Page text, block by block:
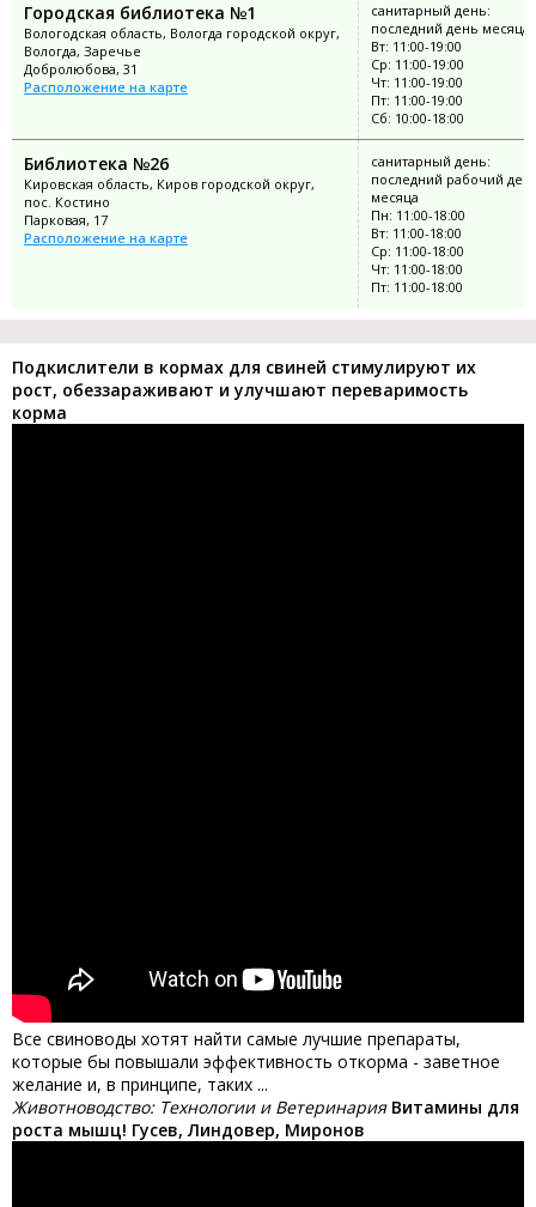
Городская библиотека №1
Вологодская область, Вологда городской округ,
Вологда, Заречье
Добролюбова, 31
Расположение на карте
санитарный день:
последний день месяца
Вт: 11:00-19:00
Ср: 11:00-19:00
Чт: 11:00-19:00
Пт: 11:00-19:00
Сб: 10:00-18:00
Библиотека №26
Кировская область, Киров городской округ,
пос. Костино
Парковая, 17
Расположение на карте
санитарный день:
последний рабочий
месяца
Пн: 11:00-18:00
Вт: 11:00-18:00
Ср: 11:00-18:00
Чт: 11:00-18:00
Пт: 11:00-18:00
Подкислители в кормах для свиней стимулируют их
рост, обеззараживают и улучшают переваримость
корма
Все свиноводы хотят найти самые лучшие препараты,
которые бы повышали эффективность откорма - заветное
желание и, в принципе, таких ...
Животноводство: Технологии и Ветеринария Витамины для
роста мышц! Гусев, Линдовер, Миронов